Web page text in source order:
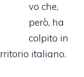
vo che,
però, ha
colpito in
italiano.